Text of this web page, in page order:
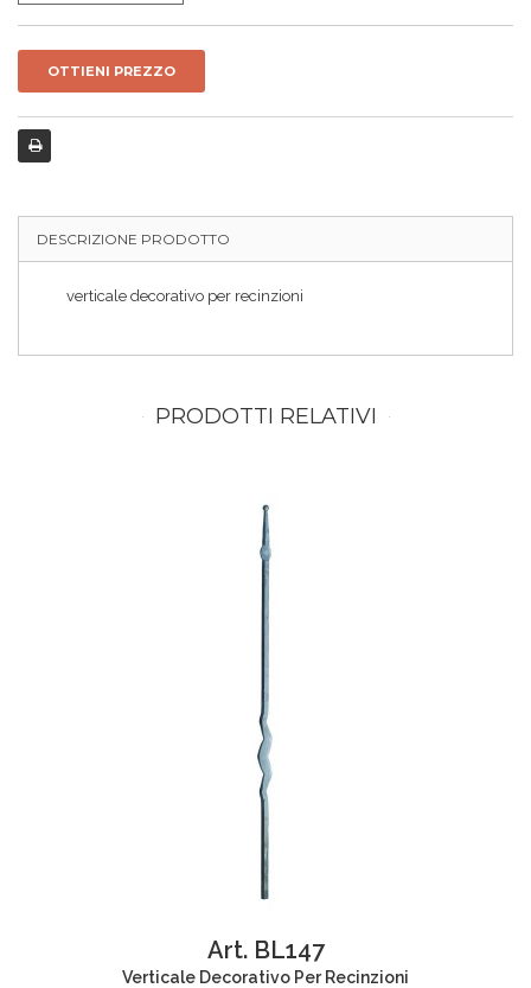
OTTIENI PREZZO
DESCRIZIONE PRODOTTO
verticale decorativo per recinzioni
PRODOTTI RELATIVI
Art. BL147
Verticale Decorativo Per Recinzioni